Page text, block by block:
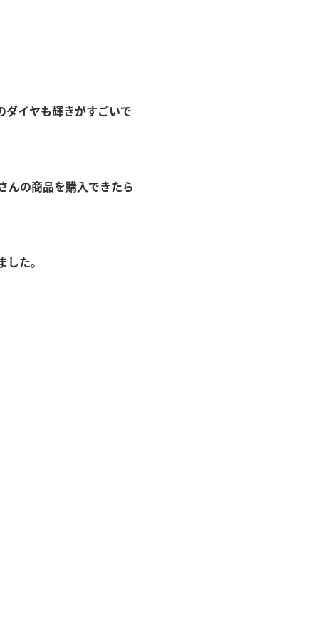
ダイヤも輝きがすごいで
んの商品を購入できたら
た。